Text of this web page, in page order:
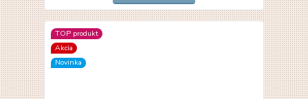
TOP produkt
Akcia
Novinka